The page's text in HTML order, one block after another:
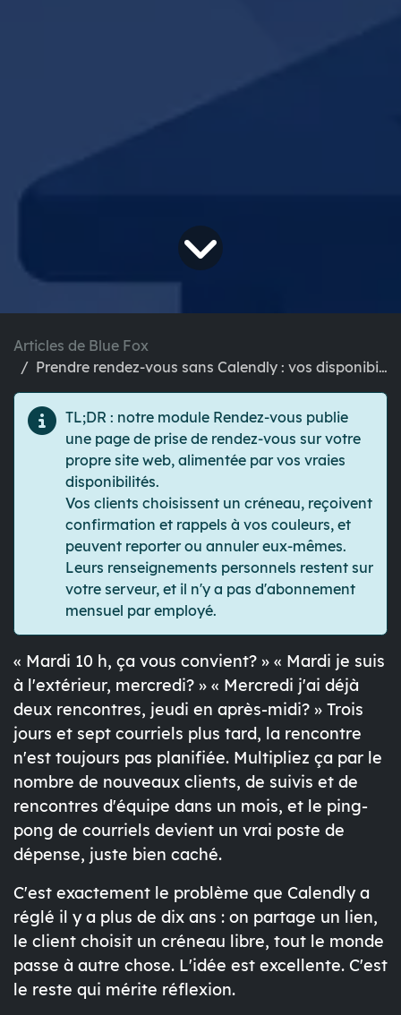
Articles de Blue Fox
Prendre rendez-vous sans Calendly : vos disponibilités, votre domaine
TL;DR : notre module Rendez-vous publie
une page de prise de rendez-vous sur votre
propre site web, alimentée par vos vraies
disponibilités.
Vos clients choisissent un créneau, reçoivent
confirmation et rappels à vos couleurs, et
peuvent reporter ou annuler eux-mêmes.
Leurs renseignements personnels restent sur
votre serveur, et il n'y a pas d'abonnement
mensuel par employé.
« Mardi 10 h, ça vous convient? » « Mardi je suis
à l'extérieur, mercredi? » « Mercredi j'ai déjà
deux rencontres, jeudi en après-midi? » Trois
jours et sept courriels plus tard, la rencontre
n'est toujours pas planifiée. Multipliez ça par le
nombre de nouveaux clients, de suivis et de
rencontres d'équipe dans un mois, et le ping-
pong de courriels devient un vrai poste de
dépense, juste bien caché.
C'est exactement le problème que Calendly a
réglé il y a plus de dix ans : on partage un lien,
le client choisit un créneau libre, tout le monde
passe à autre chose. L'idée est excellente. C'est
le reste qui mérite réflexion.